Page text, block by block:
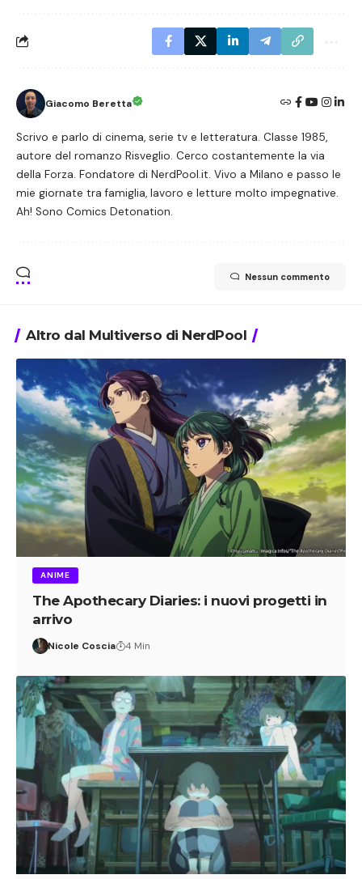
Giacomo Beretta
Scrivo e parlo di cinema, serie tv e letteratura. Classe 1985,
autore del romanzo Risveglio. Cerco costantemente la via
della Forza. Fondatore di NerdPool.it. Vivo a Milano e passo le
mie giornate tra famiglia, lavoro e letture molto impegnative.
Ah! Sono Comics Detonation.
Nessun commento
Altro dal Multiverso di NerdPool
ANIME
The Apothecary Diaries: i nuovi progetti in
arrivo
Nicole Coscia 4 Min